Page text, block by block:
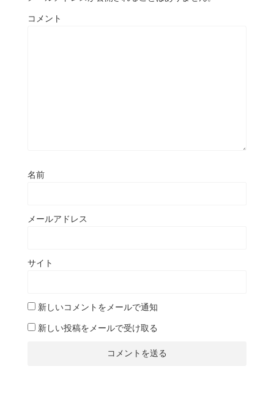
コメント
名前
メールアドレス
サイト
新しいコメントをメールで通知
新しい投稿をメールで受け取る